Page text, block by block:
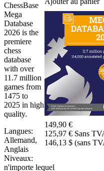
149,90 €
125,97 € Sans
146,13 $ (sans
ChessBase
Mega
Database
2026 is the
premiere
chess
database
with over
11.7 million
games from
1475 to
2025 in high
quality.
Langues:
Allemand,
Anglais
Niveaux:
n'importe lequel
power
to
shape
them."